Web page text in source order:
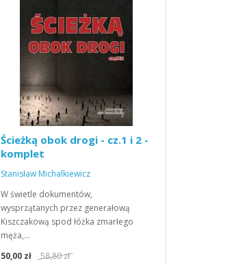
Ścieżką obok drogi - cz.1 i 2 -
komplet
Stanisław Michalkiewicz
W świetle dokumentów,
wysprzątanych przez generałową
Kiszczakową spod łóżka zmarłego
męża,…
50,00 zł
58,80 zł